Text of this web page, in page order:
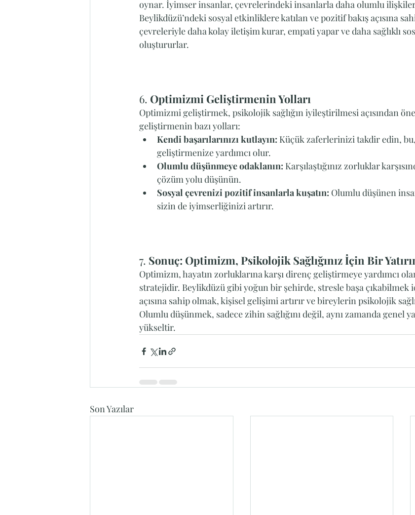
oynar. İyimser insanlar, çevrelerindeki insanlarla daha olumlu
Beylikdüzü’ndeki sosyal etkinliklere katılan ve pozitif bakış açısına
çevreleriyle daha kolay iletişim kurar, empati yapar ve daha sağlıklı
oluştururlar.
6. Optimizmi Geliştirmenin Yolları
Optimizmi geliştirmek, psikolojik sağlığın iyileştirilmesi açısından
geliştirmenin bazı yolları:
Kendi başarılarınızı kutlayın: Küçük zaferlerinizi takdir edin, bu,
geliştirmenize yardımcı olur.
Olumlu düşünmeye odaklanın: Karşılaştığınız zorluklar
çözüm yolu düşünün.
Sosyal çevrenizi pozitif insanlarla kuşatın: Olumlu düşünen
sizin de iyimserliğinizi artırır.
7. Sonuç: Optimizm, Psikolojik Sağlığınız İçin Bir
Optimizm, hayatın zorluklarına karşı direnç geliştirmeye yardımcı
stratejidir. Beylikdüzü gibi yoğun bir şehirde, stresle başa çıkabilmek
açısına sahip olmak, kişisel gelişimi artırır ve bireylerin psikolojik
Olumlu düşünmek, sadece zihin sağlığını değil, aynı zamanda genel
yükseltir.
Son Yazılar